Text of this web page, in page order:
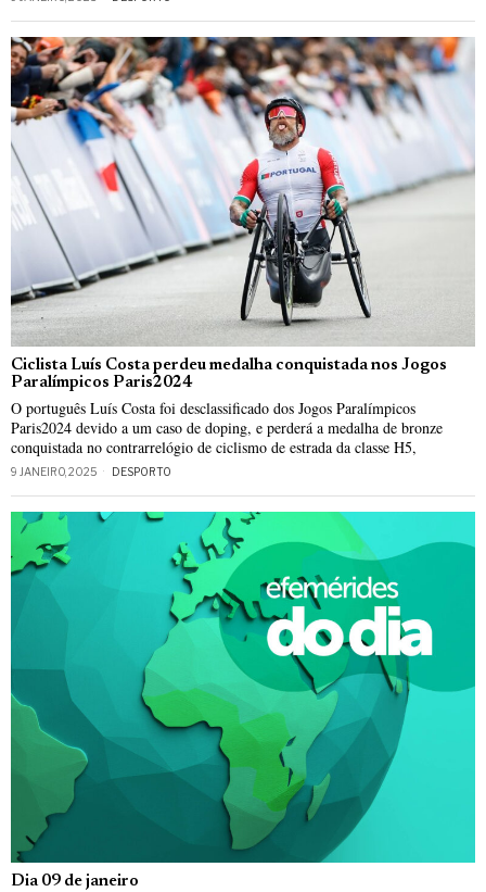
Ciclista Luís Costa perdeu medalha conquistada nos Jogos
Paralímpicos Paris2024
O português Luís Costa foi desclassificado dos Jogos Paralímpicos
Paris2024 devido a um caso de doping, e perderá a medalha de bronze
conquistada no contrarrelógio de ciclismo de estrada da classe H5,
9 JANEIRO, 2025 DESPORTO
Dia 09 de janeiro